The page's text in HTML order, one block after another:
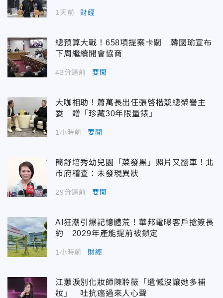
1天前 財經
總預算大戰！658項提案卡關 韓國瑜宣布
下周繼續開會協商
43分鐘前 要聞
大咖相助！蕭萬長出任張啓楷競總榮譽主
委 贈「珍藏30年限量錶」
1小時前 要聞
簡舒培秀幼兒園「菜發黑」照片又翻車！北
市府稽查：未發現異狀
29分鐘前 要聞
AI狂潮引爆記憶體荒！華邦電曝客戶搶簽長
約 2029年產能提前被鎖定
1小時前 財經
江蕙淚別化妝師陳聆薇「遺憾沒讓她多補
妝」 吐抗癌過來人心聲